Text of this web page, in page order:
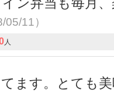
11）
人
ます。とても